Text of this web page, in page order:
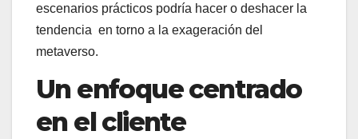
escenarios prácticos podría hacer o deshacer la
tendencia en torno a la exageración del
metaverso.
Un enfoque centrado
en el cliente